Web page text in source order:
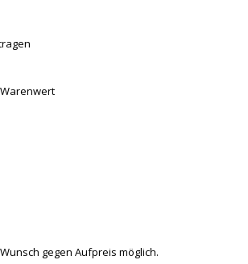
ge­gen Auf­preis mög­lich.